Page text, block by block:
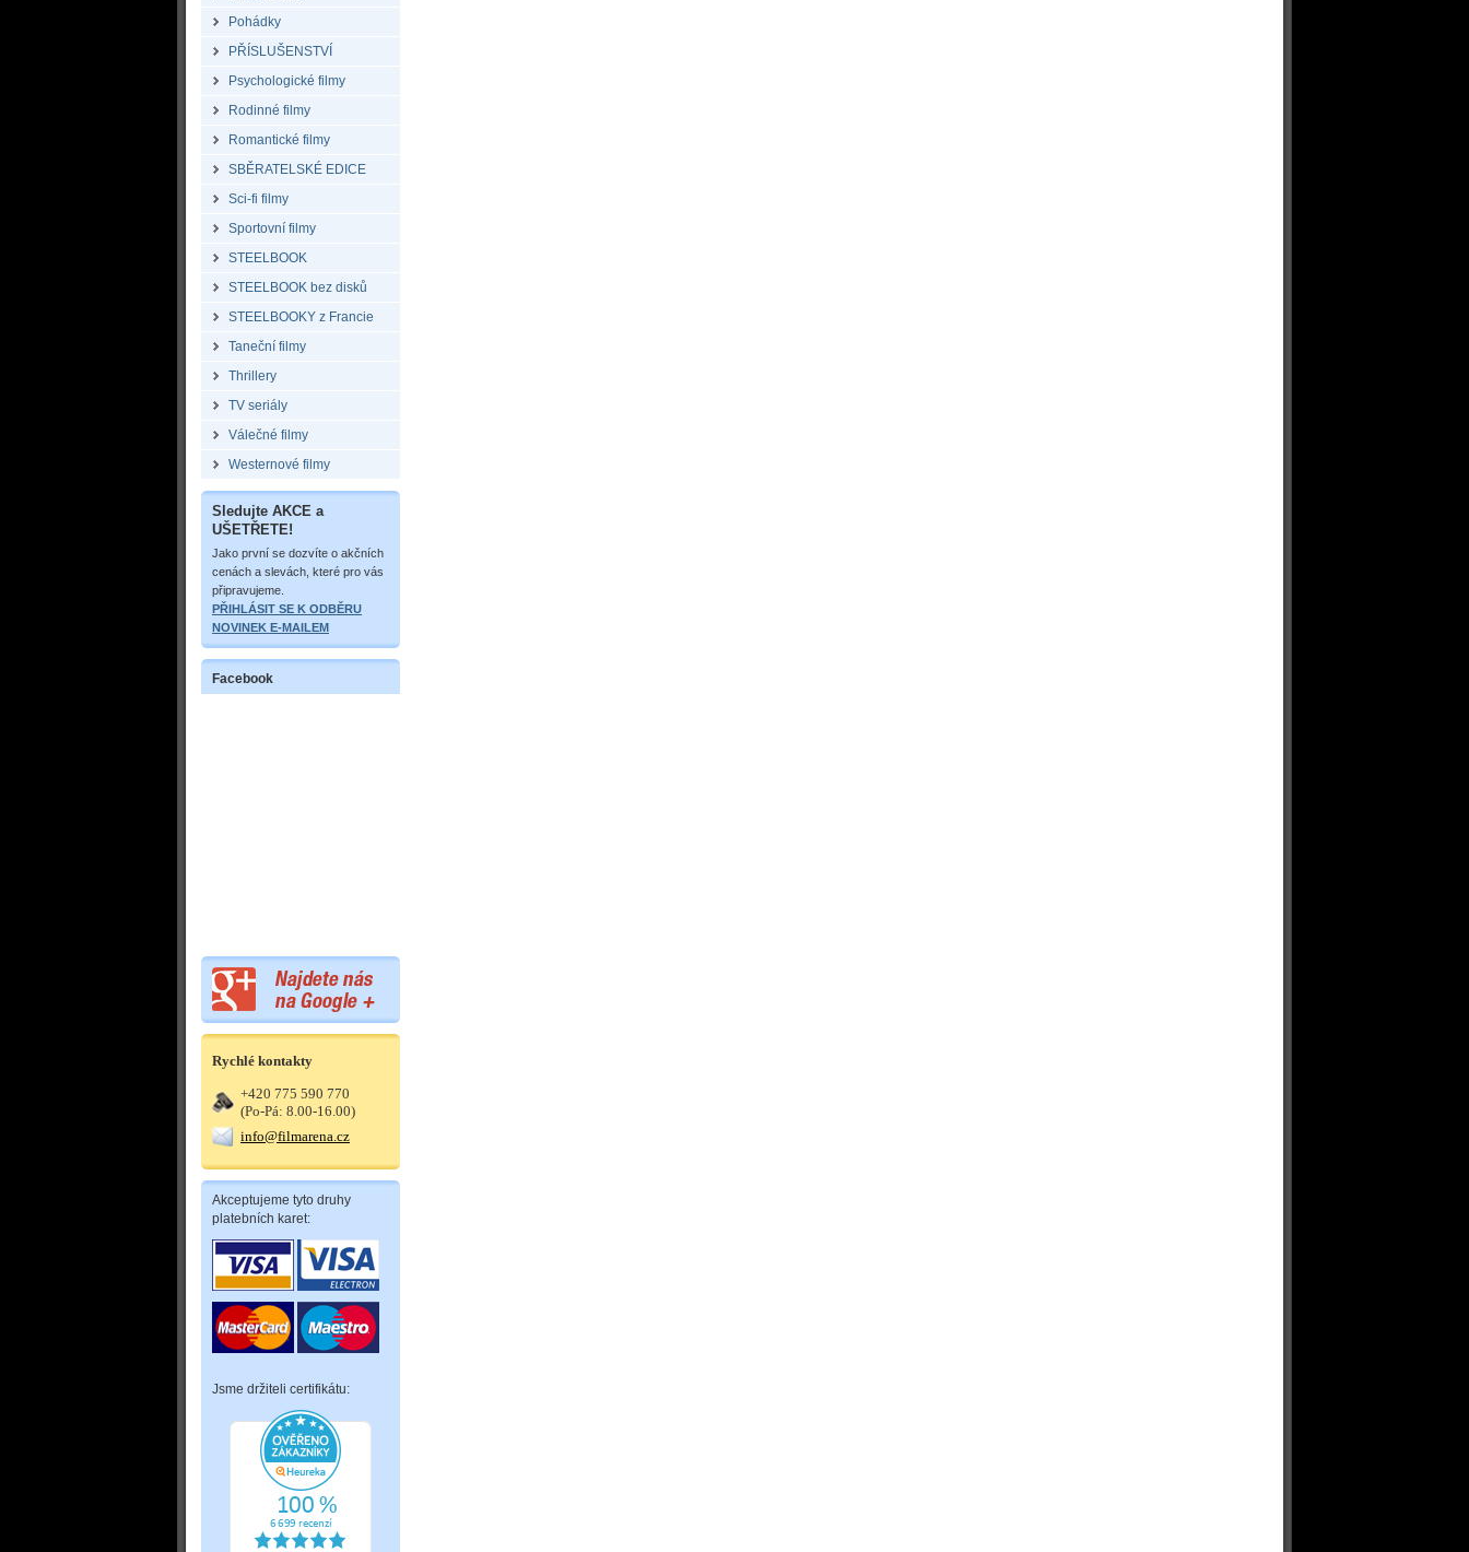
Pohádky
PŘÍSLUŠENSTVÍ
Psychologické filmy
Rodinné filmy
Romantické filmy
SBĚRATELSKÉ EDICE
Sci-fi filmy
Sportovní filmy
STEELBOOK
STEELBOOK bez disků
STEELBOOKY z Francie
Taneční filmy
Thrillery
TV seriály
Válečné filmy
Westernové filmy
Sledujte AKCE a
UŠETŘETE!
Jako první se dozvíte o akčních
cenách a slevách, které pro vás
připravujeme.
PŘIHLÁSIT SE K ODBĚRU
NOVINEK E-MAILEM
Facebook
Rychlé kontakty
+420 775 590 770
(Po-Pá: 8.00-16.00)
info@filmarena.cz
Akceptujeme tyto druhy
platebních karet:
Jsme držiteli certifikátu: